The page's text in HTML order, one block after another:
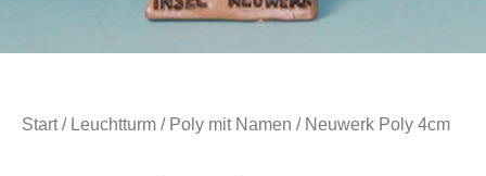
Start/ Leuchtturm / Poly mit Namen / Neuwerk Poly 4cm